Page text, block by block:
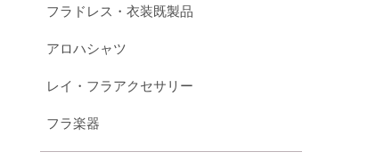
フラドレス・衣装既製品
アロハシャツ
レイ・フラアクセサリー
フラ楽器